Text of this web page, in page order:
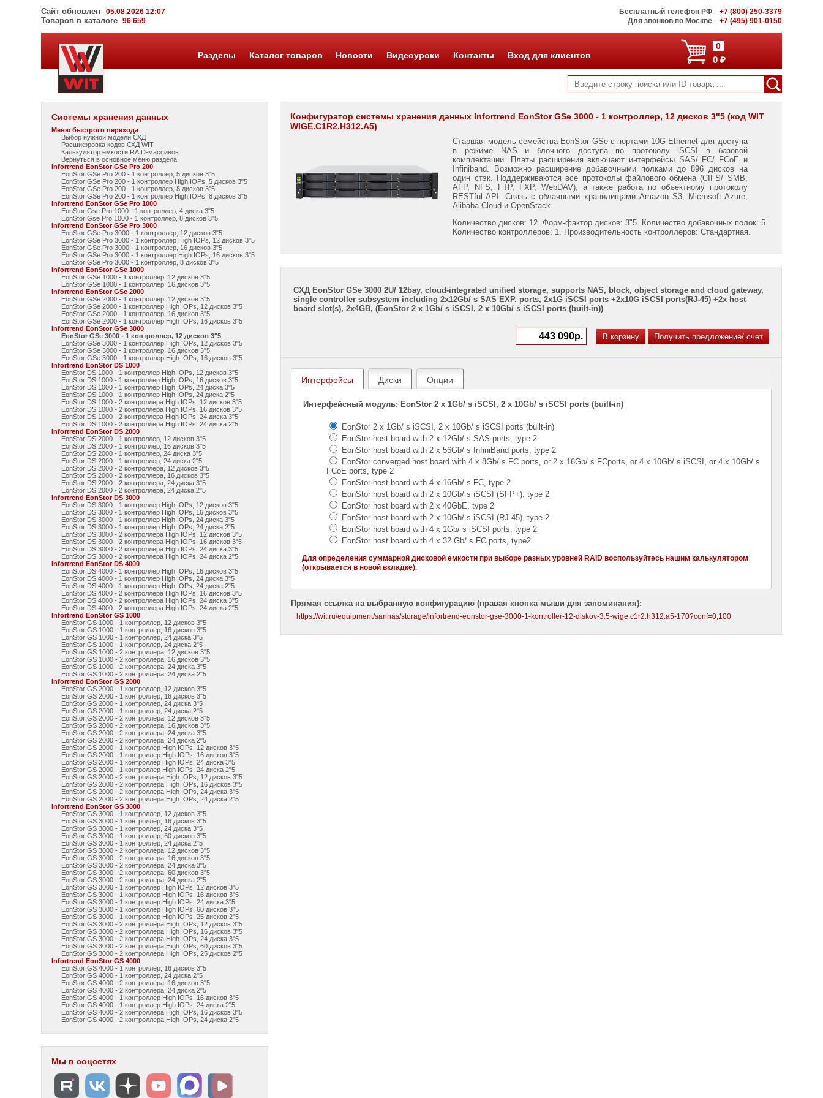
Сайт обновлен 05.08.2026 12:07
Товаров в каталоге96 659
Бесплатный телефон РФ
+7 (800) 250-3379
Для звонков по Москве
+7 (495) 901-0150
0
0 ₽
Разделы Каталог товаров Новости Видеоуроки Контакты Вход для клиентов
Системы хранения данных
Меню быстрого перехода
Выбор нужной модели СХД
Расшифровка кодов СХД WIT
Калькулятор емкости RAID-массивов
Вернуться в основное меню раздела
Infortrend EonStor GSe Pro 200
EonStor GSe Pro 200 - 1 контроллер, 5 дисков 3"5
EonStor GSe Pro 200 - 1 контроллер High IOPs, 5 дисков 3"5
EonStor GSe Pro 200 - 1 контроллер, 8 дисков 3"5
EonStor GSe Pro 200 - 1 контроллер High IOPs, 8 дисков 3"5
Infortrend EonStor GSe Pro 1000
EonStor Gse Pro 1000 - 1 контроллер, 4 диска 3"5
EonStor Gse Pro 1000 - 1 контроллер, 8 дисков 3"5
Infortrend EonStor GSe Pro 3000
EonStor GSe Pro 3000 - 1 контроллер, 12 дисков 3"5
EonStor GSe Pro 3000 - 1 контроллер High IOPs, 12 дисков 3"5
EonStor GSe Pro 3000 - 1 контроллер, 16 дисков 3"5
EonStor GSe Pro 3000 - 1 контроллер High IOPs, 16 дисков 3"5
EonStor GSe Pro 3000 - 1 контроллер, 8 дисков 3"5
Infortrend EonStor GSe 1000
EonStor GSe 1000 - 1 контроллер, 12 дисков 3"5
EonStor GSe 1000 - 1 контроллер, 16 дисков 3"5
Infortrend EonStor GSe 2000
EonStor GSe 2000 - 1 контроллер, 12 дисков 3"5
EonStor GSe 2000 - 1 контроллер High IOPs, 12 дисков 3"5
EonStor GSe 2000 - 1 контроллер, 16 дисков 3"5
EonStor GSe 2000 - 1 контроллер High IOPs, 16 дисков 3"5
Infortrend EonStor GSe 3000
EonStor GSe 3000 - 1 контроллер, 12 дисков 3"5
EonStor GSe 3000 - 1 контроллер High IOPs, 12 дисков 3"5
EonStor GSe 3000 - 1 контроллер, 16 дисков 3"5
EonStor GSe 3000 - 1 контроллер High IOPs, 16 дисков 3"5
Infortrend EonStor DS 1000
EonStor DS 1000 - 1 контроллер High IOPs, 12 дисков 3"5
EonStor DS 1000 - 1 контроллер High IOPs, 16 дисков 3"5
EonStor DS 1000 - 1 контроллер High IOPs, 24 диска 3"5
EonStor DS 1000 - 1 контроллер High IOPs, 24 диска 2"5
EonStor DS 1000 - 2 контроллера High IOPs, 12 дисков 3"5
EonStor DS 1000 - 2 контроллера High IOPs, 16 дисков 3"5
EonStor DS 1000 - 2 контроллера High IOPs, 24 диска 3"5
EonStor DS 1000 - 2 контроллера High IOPs, 24 диска 2"5
Infortrend EonStor DS 2000
EonStor DS 2000 - 1 контроллер, 12 дисков 3"5
EonStor DS 2000 - 1 контроллер, 16 дисков 3"5
EonStor DS 2000 - 1 контроллер, 24 диска 3"5
EonStor DS 2000 - 1 контроллер, 24 диска 2"5
EonStor DS 2000 - 2 контроллера, 12 дисков 3"5
EonStor DS 2000 - 2 контроллера, 16 дисков 3"5
EonStor DS 2000 - 2 контроллера, 24 диска 3"5
EonStor DS 2000 - 2 контроллера, 24 диска 2"5
Infortrend EonStor DS 3000
EonStor DS 3000 - 1 контроллер High IOPs, 12 дисков 3"5
EonStor DS 3000 - 1 контроллер High IOPs, 16 дисков 3"5
EonStor DS 3000 - 1 контроллер High IOPs, 24 диска 3"5
EonStor DS 3000 - 1 контроллер High IOPs, 24 диска 2"5
EonStor DS 3000 - 2 контроллера High IOPs, 12 дисков 3"5
EonStor DS 3000 - 2 контроллера High IOPs, 16 дисков 3"5
EonStor DS 3000 - 2 контроллера High IOPs, 24 диска 3"5
EonStor DS 3000 - 2 контроллера High IOPs, 24 диска 2"5
Infortrend EonStor DS 4000
EonStor DS 4000 - 1 контроллер High IOPs, 16 дисков 3"5
EonStor DS 4000 - 1 контроллер High IOPs, 24 диска 3"5
EonStor DS 4000 - 1 контроллер High IOPs, 24 диска 2"5
EonStor DS 4000 - 2 контроллера High IOPs, 16 дисков 3"5
EonStor DS 4000 - 2 контроллера High IOPs, 24 диска 3"5
EonStor DS 4000 - 2 контроллера High IOPs, 24 диска 2"5
Infortrend EonStor GS 1000
EonStor GS 1000 - 1 контроллер, 12 дисков 3"5
EonStor GS 1000 - 1 контроллер, 16 дисков 3"5
EonStor GS 1000 - 1 контроллер, 24 диска 3"5
EonStor GS 1000 - 1 контроллер, 24 диска 2"5
EonStor GS 1000 - 2 контроллера, 12 дисков 3"5
EonStor GS 1000 - 2 контроллера, 16 дисков 3"5
EonStor GS 1000 - 2 контроллера, 24 диска 3"5
EonStor GS 1000 - 2 контроллера, 24 диска 2"5
Infortrend EonStor GS 2000
EonStor GS 2000 - 1 контроллер, 12 дисков 3"5
EonStor GS 2000 - 1 контроллер, 16 дисков 3"5
EonStor GS 2000 - 1 контроллер, 24 диска 3"5
EonStor GS 2000 - 1 контроллер, 24 диска 2"5
EonStor GS 2000 - 2 контроллера, 12 дисков 3"5
EonStor GS 2000 - 2 контроллера, 16 дисков 3"5
EonStor GS 2000 - 2 контроллера, 24 диска 3"5
EonStor GS 2000 - 2 контроллера, 24 диска 2"5
EonStor GS 2000 - 1 контроллер High IOPs, 12 дисков 3"5
EonStor GS 2000 - 1 контроллер High IOPs, 16 дисков 3"5
EonStor GS 2000 - 1 контроллер High IOPs, 24 диска 3"5
EonStor GS 2000 - 1 контроллер High IOPs, 24 диска 2"5
EonStor GS 2000 - 2 контроллера High IOPs, 12 дисков 3"5
EonStor GS 2000 - 2 контроллера High IOPs, 16 дисков 3"5
EonStor GS 2000 - 2 контроллера High IOPs, 24 диска 3"5
EonStor GS 2000 - 2 контроллера High IOPs, 24 диска 2"5
Infortrend EonStor GS 3000
EonStor GS 3000 - 1 контроллер, 12 дисков 3"5
EonStor GS 3000 - 1 контроллер, 16 дисков 3"5
EonStor GS 3000 - 1 контроллер, 24 диска 3"5
EonStor GS 3000 - 1 контроллер, 60 дисков 3"5
EonStor GS 3000 - 1 контроллер, 24 диска 2"5
EonStor GS 3000 - 2 контроллера, 12 дисков 3"5
EonStor GS 3000 - 2 контроллера, 16 дисков 3"5
EonStor GS 3000 - 2 контроллера, 24 диска 3"5
EonStor GS 3000 - 2 контроллера, 60 дисков 3"5
EonStor GS 3000 - 2 контроллера, 24 диска 2"5
EonStor GS 3000 - 1 контроллер High IOPs, 12 дисков 3"5
EonStor GS 3000 - 1 контроллер High IOPs, 16 дисков 3"5
EonStor GS 3000 - 1 контроллер High IOPs, 24 диска 3"5
EonStor GS 3000 - 1 контроллер High IOPs, 60 дисков 3"5
EonStor GS 3000 - 1 контроллер High IOPs, 25 дисков 2"5
EonStor GS 3000 - 2 контроллера High IOPs, 12 дисков 3"5
EonStor GS 3000 - 2 контроллера High IOPs, 16 дисков 3"5
EonStor GS 3000 - 2 контроллера High IOPs, 24 диска 3"5
EonStor GS 3000 - 2 контроллера High IOPs, 60 дисков 3"5
EonStor GS 3000 - 2 контроллера High IOPs, 25 дисков 2"5
Infortrend EonStor GS 4000
EonStor GS 4000 - 1 контроллер, 16 дисков 3"5
EonStor GS 4000 - 1 контроллер, 24 диска 2"5
EonStor GS 4000 - 2 контроллера, 16 дисков 3"5
EonStor GS 4000 - 2 контроллера, 24 диска 2"5
EonStor GS 4000 - 1 контроллер High IOPs, 16 дисков 3"5
EonStor GS 4000 - 1 контроллер High IOPs, 24 диска 2"5
EonStor GS 4000 - 2 контроллера High IOPs, 16 дисков 3"5
EonStor GS 4000 - 2 контроллера High IOPs, 24 диска 2"5
Мы в соцсетях
Конфигуратор системы хранения данных Infortrend EonStor GSe 3000 - 1 контроллер, 12 дисков 3"5 (код WIT
WIGE.C1R2.H312.A5)
Старшая модель семейства EonStor GSe с портами 10G Ethernet для доступа
в режиме NAS и блочного доступа по протоколу iSCSI в базовой
комплектации. Платы расширения включают интерфейсы SAS/ FC/ FCoE и
Infiniband. Возможно расширение добавочными полками до 896 дисков на
один стэк. Поддерживаются все протоколы файлового обмена (CIFS/ SMB,
AFP, NFS, FTP, FXP, WebDAV), а также работа по объектному протоколу
RESTful API. Связь с облачными хранилищами Amazon S3, Microsoft Azure,
Alibaba Cloud и OpenStack.
Количество дисков: 12. Форм-фактор дисков: 3"5. Количество добавочных полок: 5.
Количество контроллеров: 1. Производительность контроллеров: Стандартная.
СХД EonStor GSe 3000 2U/ 12bay, cloud-integrated unified storage, supports NAS, block, object storage and cloud gateway,
single controller subsystem including 2x12Gb/ s SAS EXP. ports, 2x1G iSCSI ports +2x10G iSCSI ports(RJ-45) +2x host
board slot(s), 2x4GB, (EonStor 2 x 1Gb/ s iSCSI, 2 x 10Gb/ s iSCSI ports (built-in))
Интерфейсы Диски Опции
Интерфейсный модуль: EonStor 2 x 1Gb/ s iSCSI, 2 x 10Gb/ s iSCSI ports (built-in)
EonStor 2 x 1Gb/ s iSCSI, 2 x 10Gb/ s iSCSI ports (built-in)
EonStor host board with 2 x 12Gb/ s SAS ports, type 2
EonStor host board with 2 x 56Gb/ s InfiniBand ports, type 2
EonStor converged host board with 4 x 8Gb/ s FC ports, or 2 x 16Gb/ s FCports, or 4 x 10Gb/ s iSCSI, or 4 x 10Gb/ s
FCoE ports, type 2
EonStor host board with 4 x 16Gb/ s FC, type 2
EonStor host board with 2 x 10Gb/ s iSCSI (SFP+), type 2
EonStor host board with 2 x 40GbE, type 2
EonStor host board with 2 x 10Gb/ s iSCSI (RJ-45), type 2
EonStor host board with 4 x 1Gb/ s iSCSI ports, type 2
EonStor host board with 4 x 32 Gb/ s FC ports, type2
Для определения суммарной дисковой емкости при выборе разных уровней RAID воспользуйтесь нашим калькулятором
(открывается в новой вкладке).
Прямая ссылка на выбранную конфигурацию (правая кнопка мыши для запоминания):
https://wit.ru/equipment/sannas/storage/infortrend-eonstor-gse-3000-1-kontroller-12-diskov-3.5-wige.c1r2.h312.a5-170?conf=0,100